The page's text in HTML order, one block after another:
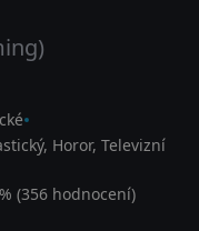
, Horor, Televizní
% (356 hodnocení)